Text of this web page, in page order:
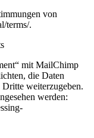
von
terms/.
mit MailChimp
die Daten
weiterzugeben.
werden: